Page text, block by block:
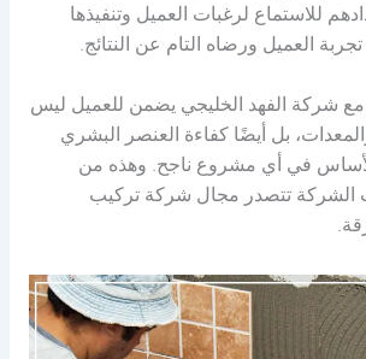
للاستماع لرغبات العميل وتنفيذها
العميل ورضاه التام عن النتائج.
مع شركة الفهد الخليجي يضمن للعميل ليس
بل أيضًا كفاءة العنصر البشري
في أي مشروع ناجح. وهذه من
الشركة تتصدر مجال شركة تركيب